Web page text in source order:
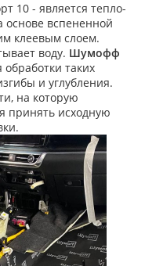
10 - является тепло-
вспененной
клеевым слоем.
воду. Шумофф
таких
и углубления.
на которую
принять исходную